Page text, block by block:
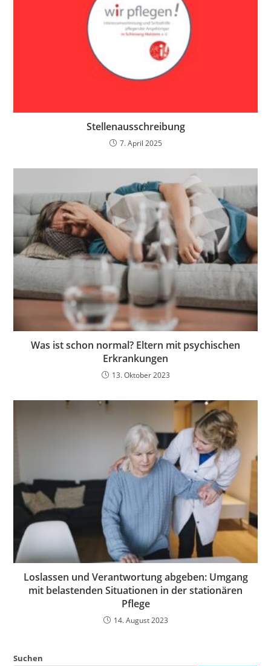
Stellenausschreibung
7. April 2025
Was ist schon normal? Eltern mit psychischen
Erkrankungen
13. Oktober 2023
Loslassen und Verantwortung abgeben: Umgang
mit belastenden Situationen in der stationären
Pflege
14. August 2023
Suchen